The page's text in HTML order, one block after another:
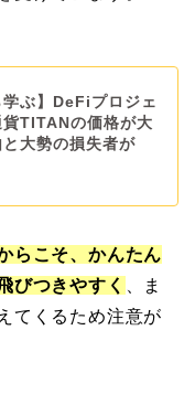
学ぶ】DeFiプロジェ
貨TITANの価格が大
大勢の損失者が
らこそ、かんたん
びつきやすく
、ま
てくるため注意が